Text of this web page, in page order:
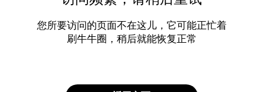
您所要访问的页面不在这儿，它可能正忙着
刷牛牛圈，稍后就能恢复正常